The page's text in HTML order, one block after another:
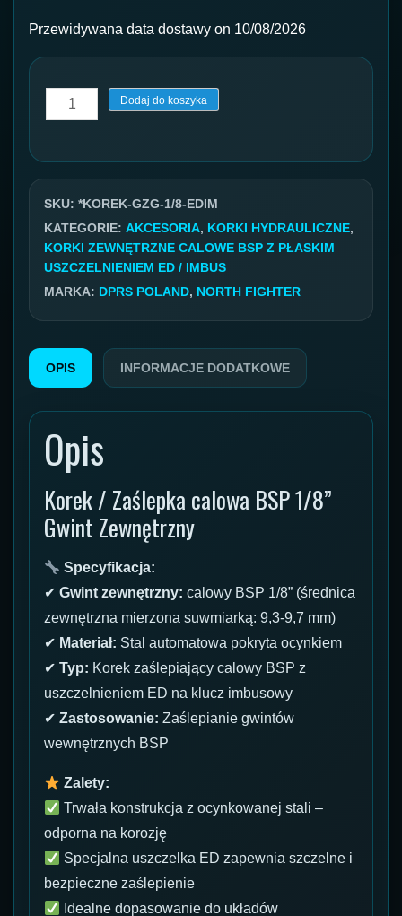
Przewidywana data dostawy on 10/08/2026
ilość
Korek
ED
IMBUS
gwint
zewnętrzny
Dodaj do koszyka
SKU: *KOREK-GZG-1/8-EDIM
KATEGORIE: AKCESORIA, KORKI HYDRAULICZNE,
KORKI ZEWNĘTRZNE CALOWE BSP Z PŁASKIM
USZCZELNIENIEM ED / IMBUS
MARKA: DPRS POLAND, NORTH FIGHTER
OPIS INFORMACJE DODATKOWE
Opis
Korek / Zaślepka calowa BSP 1/8”
Gwint Zewnętrzny
Specyfikacja:
✔ Gwint zewnętrzny: calowy BSP 1/8” (średnica
zewnętrzna mierzona suwmiarką: 9,3-9,7 mm)
✔ Materiał: Stal automatowa pokryta ocynkiem
✔ Typ: Korek zaślepiający calowy BSP z
uszczelnieniem ED na klucz imbusowy
✔ Zastosowanie: Zaślepianie gwintów
wewnętrznych BSP
Zalety:
Trwała konstrukcja z ocynkowanej stali –
odporna na korozję
Specjalna uszczelka ED zapewnia szczelne i
bezpieczne zaślepienie
Idealne dopasowanie do układów